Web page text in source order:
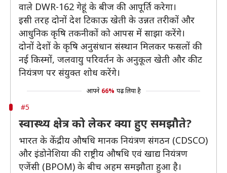
वाले DWR-162 गेहूं के बीज की आपूर्ति करेगा।
इसी तरह दोनों देश टिकाऊ खेती के उन्नत तरीकों और
आधुनिक कृषि तकनीकों को आपस में साझा करेंगे।
दोनों देशों के कृषि अनुसंधान संस्थान मिलकर फसलों की
नई किस्मों, जलवायु परिवर्तन के अनुकूल खेती और कीट
नियंत्रण पर संयुक्त शोध करेंगे।
आपने 66% पढ़ लिया है
#5
स्वास्थ्य क्षेत्र को लेकर क्या हुए समझौते?
भारत के केंद्रीय औषधि मानक नियंत्रण संगठन (CDSCO)
और इंडोनेशिया की राष्ट्रीय औषधि एवं खाद्य नियंत्रण
एजेंसी (BPOM) के बीच अहम समझौता हुआ है।